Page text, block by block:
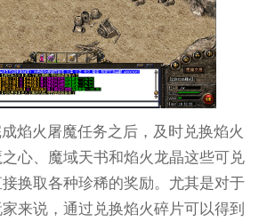
焰火屠魔任务之后，及时兑换焰火
心、魔域天书和焰火龙晶这些可兑
换取各种珍稀的奖励。尤其是对于
来说，通过兑换焰火碎片可以得到